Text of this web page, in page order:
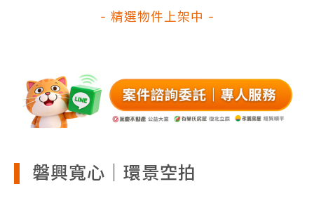
- 精選物件上架中 -
磐興寬心｜環景空拍